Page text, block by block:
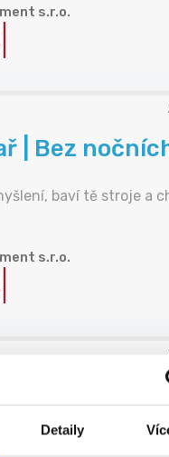
Detaily
s.r.o.
| Bez
baví tě stroje a
s.r.o.
| 32 000 Kč |
kde se neztratíš a